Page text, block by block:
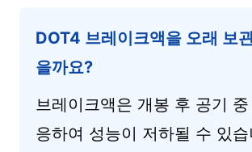
DOT4 브레이크액을 오래 보
을까요?
브레이크액은 개봉 후 공기
응하여 성능이 저하될 수 있습